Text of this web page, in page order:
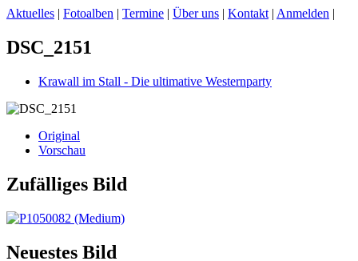
Aktuelles | Fotoalben | Termine | Über uns | Kontakt | Anmelden |
DSC_2151
Krawall im Stall - Die ultimative Westernparty
Original
Vorschau
Zufälliges Bild
Neuestes Bild